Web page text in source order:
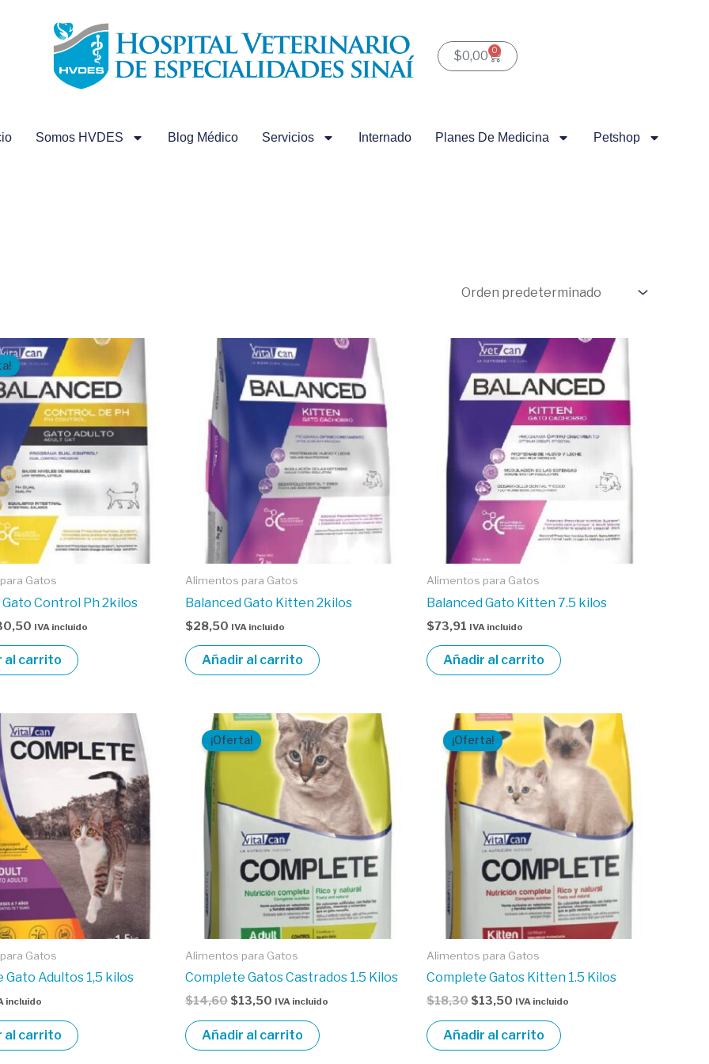
$0,00 0
Carrito
Somos HVDES Blog Médico Servicios Internado Planes De Medicina Petshop
Gatos
Gato Control Ph 2kilos
El
precio
actual
es:
$30,50.
IVA incluido
al carrito
Alimentos para Gatos
Balanced Gato Kitten 2kilos
$28,50 IVA incluido
Añadir al carrito
Alimentos para Gatos
Balanced Gato Kitten 7.5 kilos
$73,91 IVA incluido
Añadir al carrito
Gatos
Gato Adultos 1,5 kilos
incluido
al carrito
¡Oferta!
Alimentos para Gatos
Complete Gatos Castrados 1.5 Kilos
$14,60
El
precio
original
$14,60.
$13,50
El
precio
actual
es:
$13,50.
IVA incluido
Añadir al carrito
¡Oferta!
Alimentos para Gatos
Complete Gatos Kitten 1.5 Kilos
$18,30
El
precio
original
era:
$18,30.
$13,50
El
precio
actual
es:
$13,50.
IVA incluido
Añadir al carrito